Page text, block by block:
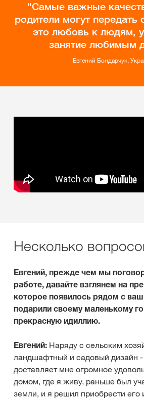
Самые важные
родители могут передать
это любовь к людям,
занятие любимым
Евгений Бондарчук,
Несколько
Евгений, прежде чем мы
работе, давайте взглянем на
которое появилось рядом с
подарили своему маленькому
прекрасную идиллию.
Евгений: Наряду с сельским
ландшафтный и садовый дизайн -
доставляет мне огромное
домом, где я живу, раньше был
земли, и я решил приобрести его